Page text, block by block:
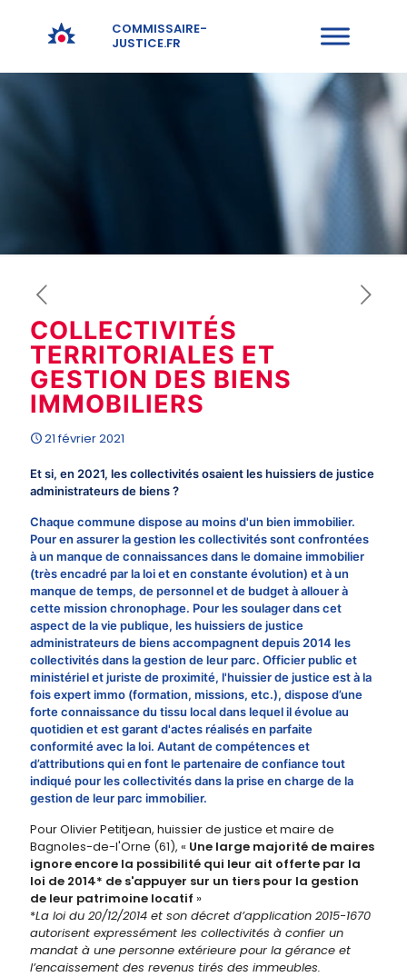
COMMISSAIRE-
JUSTICE.FR
COLLECTIVITÉS
TERRITORIALES ET
GESTION DES BIENS
IMMOBILIERS
21 février 2021
Et si, en 2021, les collectivités osaient les huissiers de justice
administrateurs de biens ?
Chaque commune dispose au moins d'un bien immobilier.
Pour en assurer la gestion les collectivités sont confrontées
à un manque de connaissances dans le domaine immobilier
(très encadré par la loi et en constante évolution) et à un
manque de temps, de personnel et de budget à allouer à
cette mission chronophage. Pour les soulager dans cet
aspect de la vie publique, les huissiers de justice
administrateurs de biens accompagnent depuis 2014 les
collectivités dans la gestion de leur parc. Officier public et
ministériel et juriste de proximité, l'huissier de justice est à la
fois expert immo (formation, missions, etc.), dispose d’une
forte connaissance du tissu local dans lequel il évolue au
quotidien et est garant d'actes réalisés en parfaite
conformité avec la loi. Autant de compétences et
d’attributions qui en font le partenaire de confiance tout
indiqué pour les collectivités dans la prise en charge de la
gestion de leur parc immobilier.
Pour Olivier Petitjean, huissier de justice et maire de
Bagnoles-de-l'Orne (61), « Une large majorité de maires
ignore encore la possibilité qui leur ait offerte par la
loi de 2014* de s'appuyer sur un tiers pour la gestion
de leur patrimoine locatif »
*La loi du 20/12/2014 et son décret d’application 2015-1670
autorisent expressément les collectivités à confier un
mandat à une personne extérieure pour la gérance et
l’encaissement des revenus tirés des immeubles.